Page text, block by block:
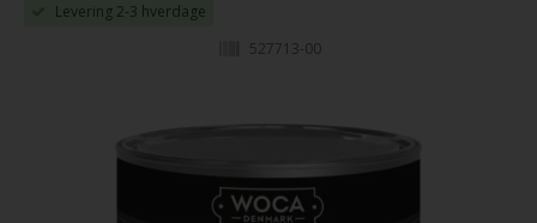
Levering 2-3 hverdage
527713-00